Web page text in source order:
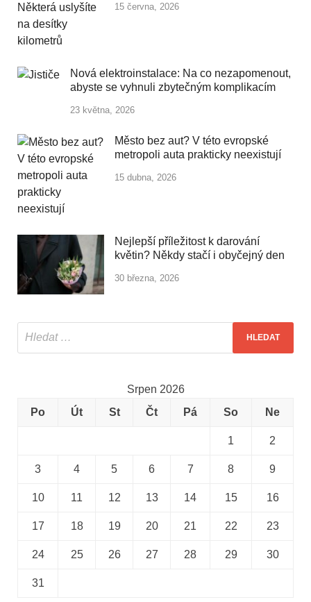
15 června, 2026
Nová elektroinstalace: Na co nezapomenout,
abyste se vyhnuli zbytečným komplikacím
23 května, 2026
Město bez aut? V této evropské
metropoli auta prakticky neexistují
15 dubna, 2026
Nejlepší příležitost k darování
květin? Někdy stačí i obyčejný den
30 března, 2026
Srpen 2026
Po
Út St Čt Pá So Ne
1 2
3 4 5 6 7 8 9
10 11 12 13 14 15 16
17 18 19 20 21 22 23
24 25 26 27 28 29 30
31